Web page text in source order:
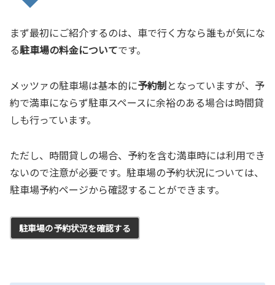
まず最初にご紹介するのは、車で行く方なら誰もが気にな
る駐車場の料金についてです。
メッツァの駐車場は基本的に予約制となっていますが、予
約で満車にならず駐車スペースに余裕のある場合は時間貸
しも行っています。
ただし、時間貸しの場合、予約を含む満車時には利用でき
ないので注意が必要です。駐車場の予約状況については、
駐車場予約ページから確認することができます。
駐車場の予約状況を確認する